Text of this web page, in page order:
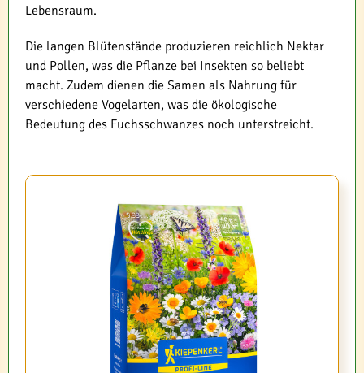
Lebensraum.
Die langen Blütenstände produzieren reichlich Nektar
und Pollen, was die Pflanze bei Insekten so beliebt
macht. Zudem dienen die Samen als Nahrung für
verschiedene Vogelarten, was die ökologische
Bedeutung des Fuchsschwanzes noch unterstreicht.